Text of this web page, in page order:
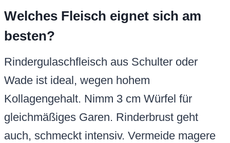
Welches Fleisch eignet sich am
besten?
Rindergulaschfleisch aus Schulter oder
Wade ist ideal, wegen hohem
Kollagengehalt. Nimm 3 cm Würfel für
gleichmäßiges Garen. Rinderbrust geht
auch, schmeckt intensiv. Vermeide magere